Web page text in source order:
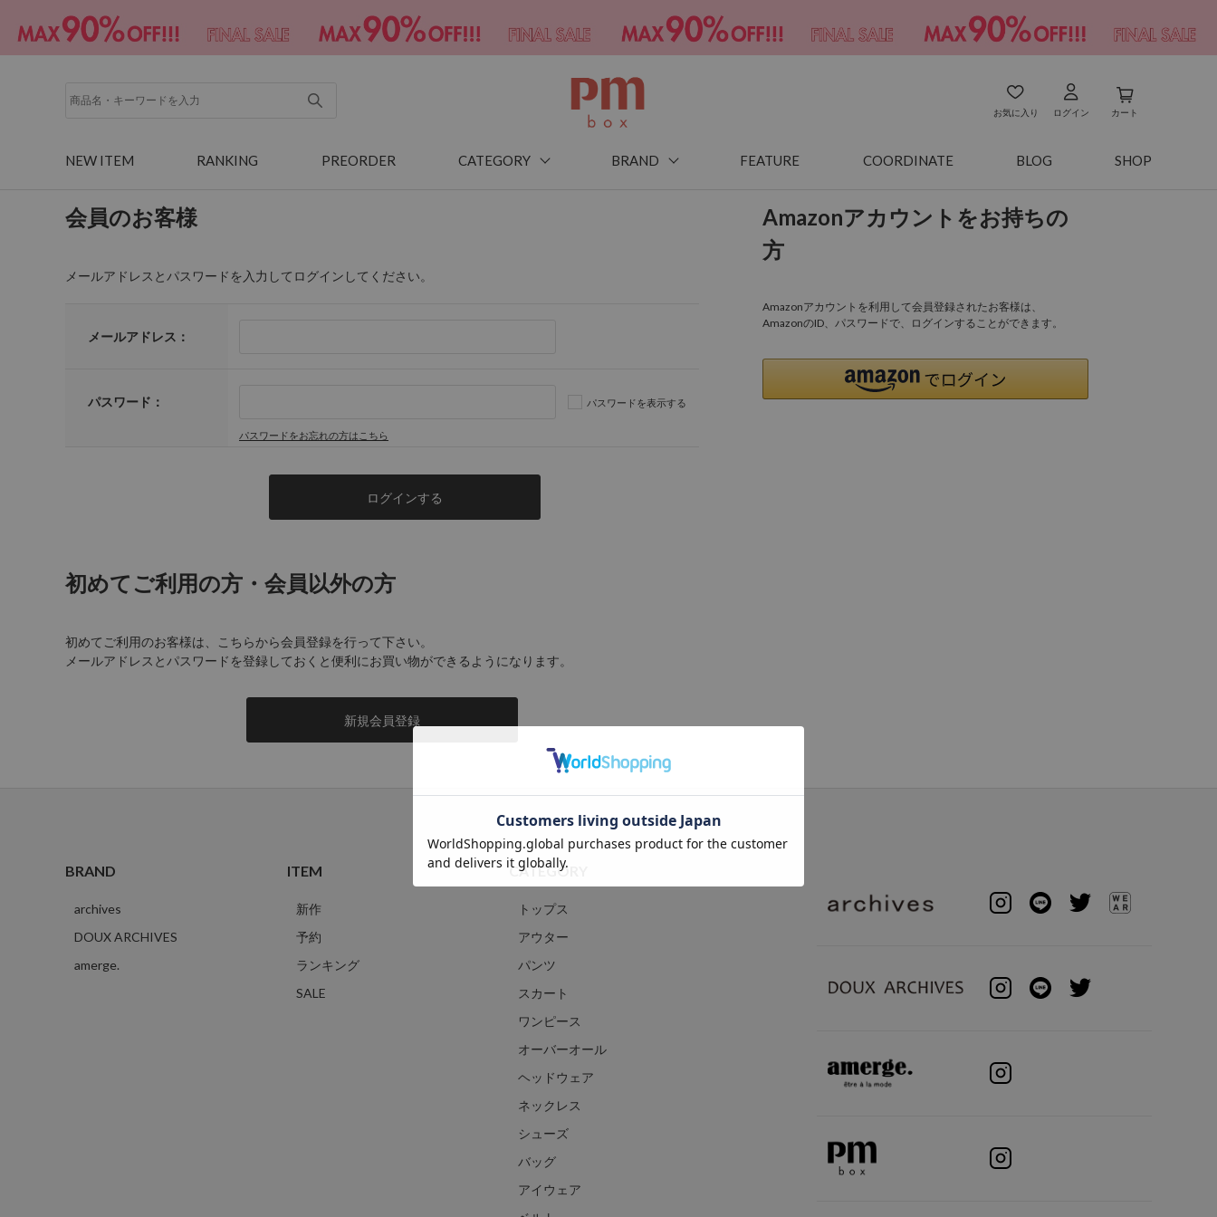
お気に入り ログイン カート
NEW ITEM RANKING PREORDER CATEGORY BRAND FEATURE COORDINATE BLOG SHOP
会員のお客様
メールアドレスとパスワードを入力してログインしてください。
メールアドレス：
パスワード： パスワードを表示する
パスワードをお忘れの方はこちら
Amazonアカウントをお持ちの
方
Amazonアカウントを利用して会員登録されたお客様は、
AmazonのID、パスワードで、ログインすることができます。
初めてご利用の方・会員以外の方
初めてご利用のお客様は、こちらから会員登録を行って下さい。
メールアドレスとパスワードを登録しておくと便利にお買い物ができるようになります。
BRAND
archives
DOUX ARCHIVES
amerge.
ITEM
新作
予約
ランキング
SALE
CATEGORY
トップス
アウター
パンツ
スカート
ワンピース
オーバーオール
ヘッドウェア
ネックレス
シューズ
バッグ
アイウェア